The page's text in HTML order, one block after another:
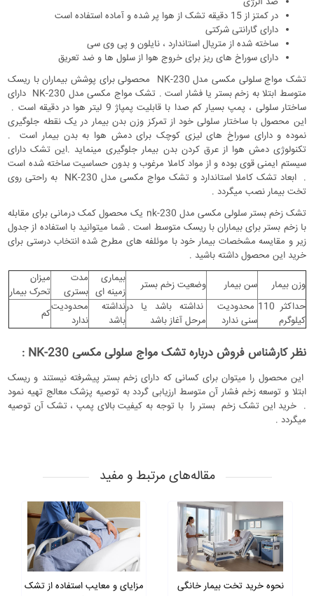
در کمتز از 15 دقیقه تشک از هوا پر شده و آماده استفاده است
دارای گارانتی شرکتی
ساخته شده از متریال استاندارد ، نایلون و پی وی سی
دارای سوراخ های ریز برای خروج هوا از سلول ها و ضد تعریق
تشک مواج سلولی مکسی مدل NK-230 محصولی برای پوشش بیماران با ریسک
متوسط ابتلا به زخم بستر یا فشار است . تشک مواج مکسی مدل NK-230 دارای
ساختار سلولی ، پمپ بسیار کم صدا با قابلیت پمپاژ 9 لیتر هوا در دقیقه است .
این محصول با ساختار سلولی خود از تمرکز وزن بدن بیمار در یک نقطه جلوگیری
نموده و دارای سوراخ های لیزی کوچک برای دمش هوا به بدن بیمار است .
تکنولوژی دمش هوا از عرق کردن بدن بیمار جلوگیری مینماید .این تشک دارای
سیستم ایمنی قوی بوده و از مواد کاملا مرغوب و بدون حساسیت ساخته شده است
. ابعاد تشک کاملا استاندارد و تشک مواج مکسی مدل NK-230 به راحتی روی
تخت بیمار نصب میگردد .
تشک زخم بستر سلولی مکسی مدل nk-230 یک محصول کمک درمانی برای مقابله
با زخم بستر برای بیماران با ریسک متوسط است . شما میتوانید با استفاده از جدول
زیر و مقایسه مشخصات بیمار خود با موئلفه های مطرح شده انتخاب درستی برای
خرید این محصول داشته باشید .
وزن بیمار سن بیمار وضعیت زخم بستر
بیماری
زمینه ای
مدت
بستری
میزان
تحرک بیمار
حداکثر 110
کیلوگرم
محدودیت
سنی ندارد
نداشته باشد یا در
مرحل آغاز باشد
نداشته
باشد
محدودیت
ندارد
کم
نظر کارشناس فروش درباره تشک مواج سلولی مکسی NK-230 :
این محصول را میتوان برای کسانی که دارای زخم بستر پیشرفته نیستند و ریسک
ابتلا و توسعه زخم فشار آن متوسط ارزیابی گردد به توصیه پزشک معالج تهیه نمود
. خرید این تشک زخم بستر را با توجه به کیفیت بالای پمپ ، تشک آن توصیه
میگردد .
مقاله‌های مرتبط و مفید
نحوه خرید تخت بیمار خانگی
مزایای و معایب استفاده از تشک